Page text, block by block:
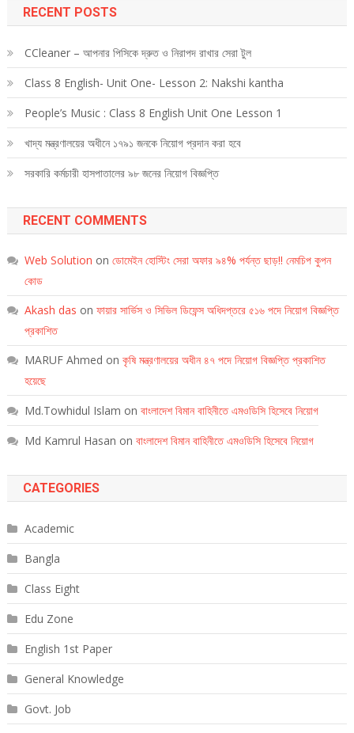
RECENT POSTS
CCleaner – আপনার পিসিকে দ্রুত ও নিরাপদ রাখার সেরা টুল
Class 8 English- Unit One- Lesson 2: Nakshi kantha
People’s Music : Class 8 English Unit One Lesson 1
খাদ্য মন্ত্রণালয়ের অধীনে ১৭৯১ জনকে নিয়োগ প্রদান করা হবে
সরকারি কর্মচারী হাসপাতালের ৯৮ জনের নিয়োগ বিজ্ঞপ্তি
RECENT COMMENTS
Web Solution on ডোমেইন হোস্টিং সেরা অফার ৯৪% পর্যন্ত ছাড়!! নেমচিপ কুপন
কোড
Akash das on ফায়ার সার্ভিস ও সিভিল ডিফেন্স অধিদপ্তরে ৫১৬ পদে নিয়োগ বিজ্ঞপ্তি
প্রকাশিত
MARUF Ahmed on কৃষি মন্ত্রণালয়ের অধীন ৪৭ পদে নিয়োগ বিজ্ঞপ্তি প্রকাশিত
হয়েছে
Md.Towhidul Islam on বাংলাদেশ বিমান বাহিনীতে এমওডিসি হিসেবে নিয়োগ
Md Kamrul Hasan on বাংলাদেশ বিমান বাহিনীতে এমওডিসি হিসেবে নিয়োগ
CATEGORIES
Academic
Bangla
Class Eight
Edu Zone
English 1st Paper
General Knowledge
Govt. Job